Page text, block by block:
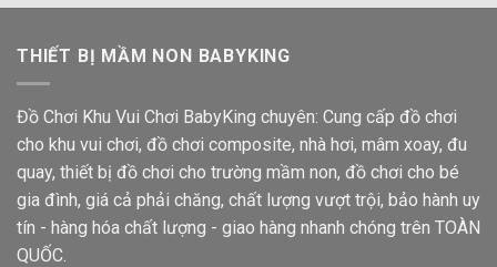
THIẾT BỊ MẦM NON BABYKING
Đồ Chơi Khu Vui Chơi BabyKing chuyên: Cung cấp đồ chơi
cho khu vui chơi, đồ chơi composite, nhà hơi, mâm xoay, đu
quay, thiết bị đồ chơi cho trường mầm non, đồ chơi cho bé
gia đình, giá cả phải chăng, chất lượng vượt trội, bảo hành uy
tín - hàng hóa chất lượng - giao hàng nhanh chóng trên TOÀN
QUỐC.